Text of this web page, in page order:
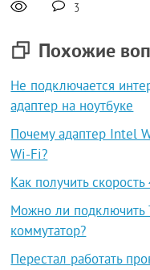
3
Похожие
Не подключается
адаптер на ноутбуке
Почему адаптер Intel
Wi-Fi?
Как получить
Можно ли подключить
коммутатор?
Перестал работать